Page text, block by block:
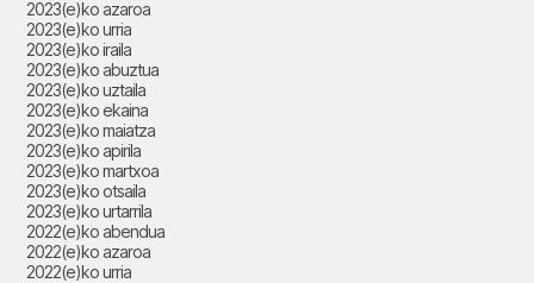
2023(e)ko azaroa
2023(e)ko urria
2023(e)ko iraila
2023(e)ko abuztua
2023(e)ko uztaila
2023(e)ko ekaina
2023(e)ko maiatza
2023(e)ko apirila
2023(e)ko martxoa
2023(e)ko otsaila
2023(e)ko urtarrila
2022(e)ko abendua
2022(e)ko azaroa
2022(e)ko urria